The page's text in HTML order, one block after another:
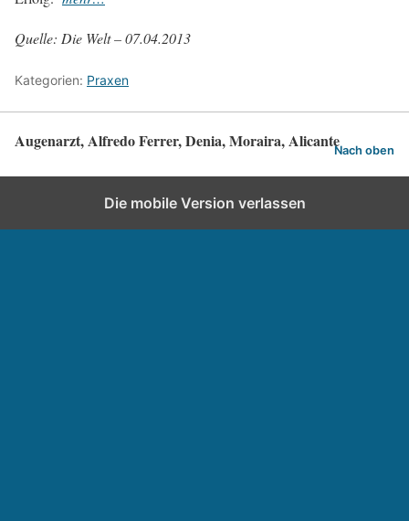
Quelle: Die Welt – 07.04.2013
Kategorien: Praxen
Augenarzt, Alfredo Ferrer, Denia, Moraira, AlicanteNach oben
Die mobile Version verlassen